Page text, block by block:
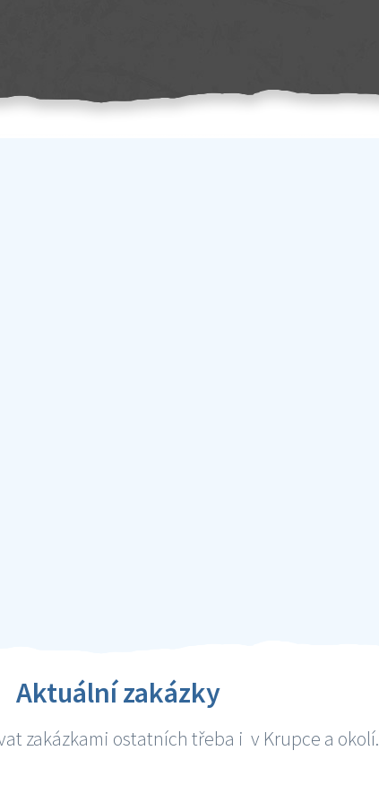
Aktuální zakázky
zakázkami ostatních třeba i v Krupce a okolí.